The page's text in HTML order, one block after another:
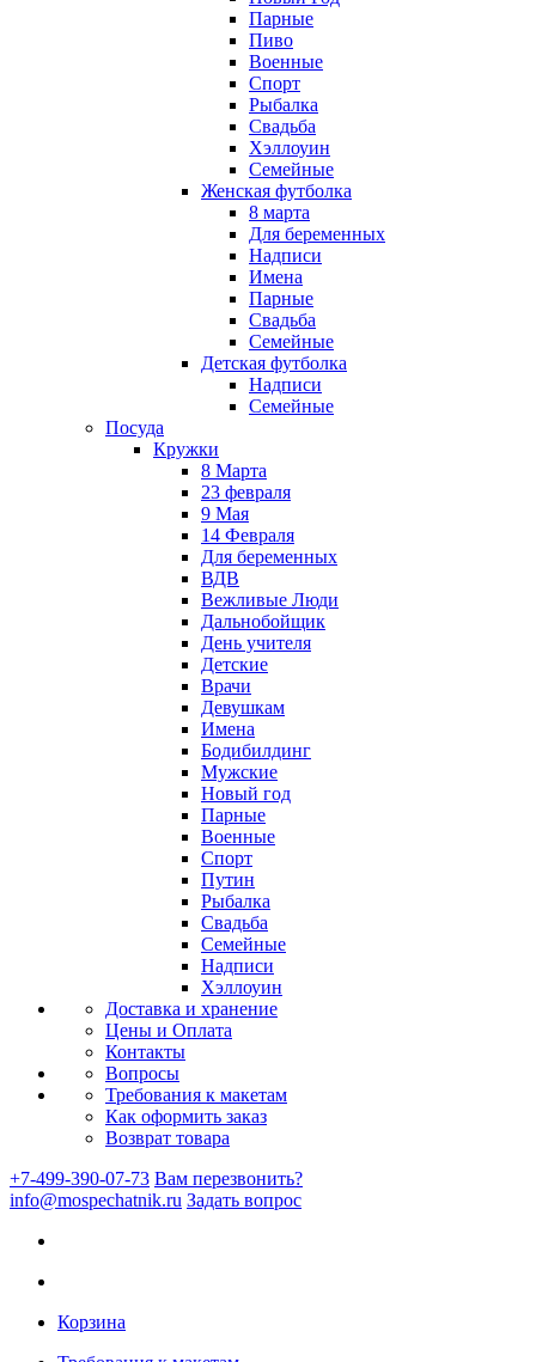
Парные
Пиво
Военные
Спорт
Рыбалка
Свадьба
Хэллоуин
Семейные
Женская футболка
8 марта
Для беременных
Надписи
Имена
Парные
Свадьба
Семейные
Детская футболка
Надписи
Семейные
Посуда
Кружки
8 Марта
23 февраля
9 Мая
14 Февраля
Для беременных
ВДВ
Вежливые Люди
Дальнобойщик
День учителя
Детские
Врачи
Девушкам
Имена
Бодибилдинг
Мужские
Новый год
Парные
Военные
Спорт
Путин
Рыбалка
Свадьба
Семейные
Надписи
Хэллоуин
Доставка и хранение
Цены и Оплата
Контакты
Вопросы
Требования к макетам
Как оформить заказ
Возврат товара
+7-499-390-07-73 Вам перезвонить?
info@mospechatnik.ru Задать вопрос
Корзина